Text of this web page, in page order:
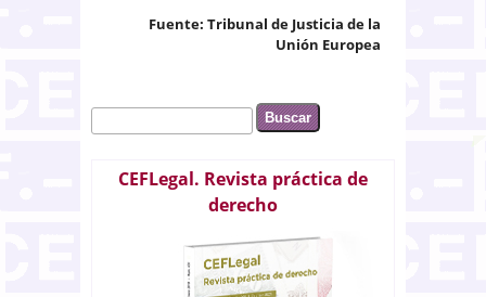
Fuente: Tribunal de Justicia de la
Unión Europea
Formulario de búsqueda
Buscar
CEFLegal. Revista práctica de
derecho